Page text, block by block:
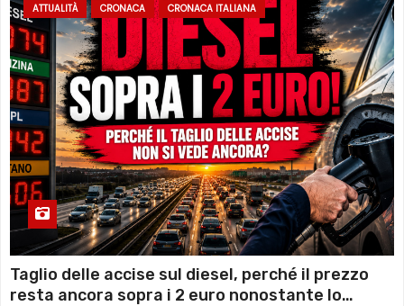
ATTUALITÀ CRONACA CRONACA ITALIANA
Taglio delle accise sul diesel, perché il prezzo
resta ancora sopra i 2 euro nonostante lo